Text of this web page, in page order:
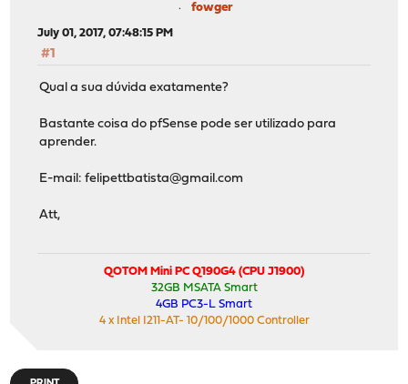
fowger
July 01, 2017, 07:48:15 PM
#1
Qual a sua dúvida exatamente?
Bastante coisa do pfSense pode ser utilizado para
aprender.
E-mail:felipettbatista@gmail.com
Att,
QOTOM Mini PC Q190G4 (CPU J1900)
32GB MSATA Smart
4GB PC3-L Smart
4 x Intel I211-AT- 10/100/1000 Controller